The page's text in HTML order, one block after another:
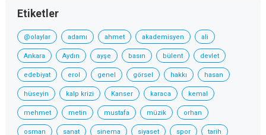
Etiketler
@olaylar adamı ahmet akademisyen ali
Ankara Aydın ayşe basın bülent devlet
edebiyat erol genel görsel hakkı hasan
hüseyin kalp krizi Kanser karaca kemal
mehmet metin mustafa müzik orhan
osman sanat sinema siyaset spor tarih